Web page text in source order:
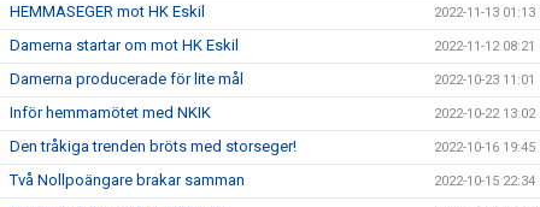
HEMMASEGER mot HK Eskil 2022-11-13 01:13
Damerna startar om mot HK Eskil 2022-11-12 08:21
Damerna producerade för lite mål 2022-10-23 11:01
Inför hemmamötet med NKIK 2022-10-22 13:02
Den tråkiga trenden bröts med storseger! 2022-10-16 19:45
Två Nollpoängare brakar samman 2022-10-15 22:34